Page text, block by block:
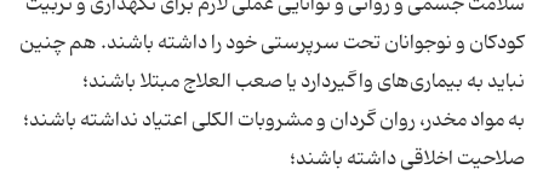
کودکان و نوجوانان تحت سرپرستی خود را داشته باشند. هم چنین
نباید به بیماری‌های واگیردارد یا صعب العلاج مبتلا باشند؛
به مواد مخدر، روان گردان و مشروبات الکلی اعتیاد نداشته باشند؛
صلاحیت اخلاقی داشته باشند؛